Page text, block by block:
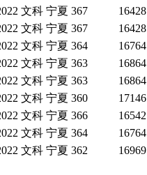
文科 宁夏 367
16428
文科 宁夏 367
16428
文科 宁夏 364
16764
文科 宁夏 363
16864
文科 宁夏 363
16864
文科 宁夏 360
17146
文科 宁夏 366
16542
文科 宁夏 364
16764
文科 宁夏 362 16969